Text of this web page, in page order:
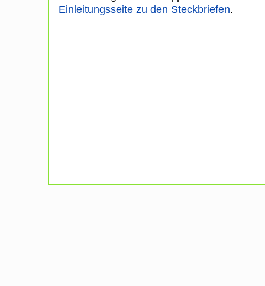
Einleitungsseite zu den Steckbriefen.